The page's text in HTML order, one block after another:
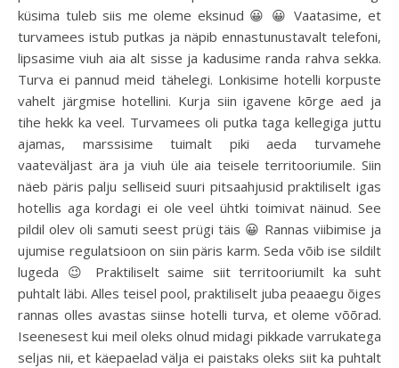
küsima tuleb siis me oleme eksinud 😀 😀 Vaatasime, et
turvamees istub putkas ja näpib ennastunustavalt telefoni,
lipsasime viuh aia alt sisse ja kadusime randa rahva sekka.
Turva ei pannud meid tähelegi. Lonkisime hotelli korpuste
vahelt järgmise hotellini. Kurja siin igavene kõrge aed ja
tihe hekk ka veel. Turvamees oli putka taga kellegiga juttu
ajamas, marssisime tuimalt piki aeda turvamehe
vaateväljast ära ja viuh üle aia teisele territooriumile. Siin
näeb päris palju selliseid suuri pitsaahjusid praktiliselt igas
hotellis aga kordagi ei ole veel ühtki toimivat näinud. See
pildil olev oli samuti seest prügi täis 😀 Rannas viibimise ja
ujumise regulatsioon on siin päris karm. Seda võib ise sildilt
lugeda 😉 Praktiliselt saime siit territooriumilt ka suht
puhtalt läbi. Alles teisel pool, praktiliselt juba peaaegu õiges
rannas olles avastas siinse hotelli turva, et oleme võõrad.
Iseenesest kui meil oleks olnud midagi pikkade varrukatega
seljas nii, et käepaelad välja ei paistaks oleks siit ka puhtalt